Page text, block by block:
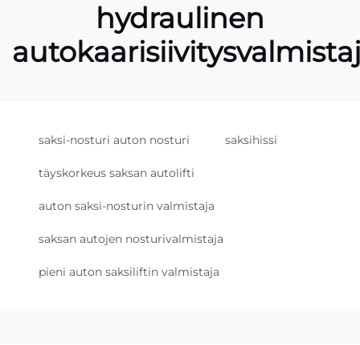
hydraulinen
saksi-nosturi auton nosturi saksihissi
täyskorkeus saksan autolifti
auton saksi-nosturin valmistaja
saksan autojen nosturivalmistaja
pieni auton saksiliftin valmistaja